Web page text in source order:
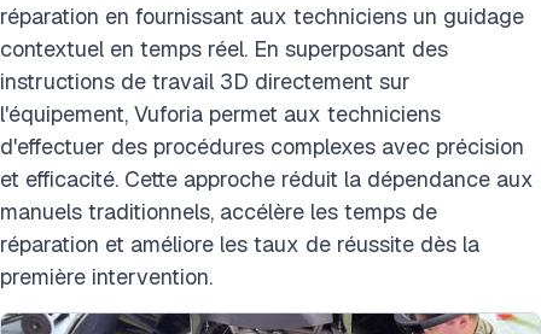
réparation en fournissant aux techniciens un guidage
contextuel en temps réel. En superposant des
instructions de travail 3D directement sur
l'équipement, Vuforia permet aux techniciens
d'effectuer des procédures complexes avec précision
et efficacité. Cette approche réduit la dépendance aux
manuels traditionnels, accélère les temps de
réparation et améliore les taux de réussite dès la
première intervention.